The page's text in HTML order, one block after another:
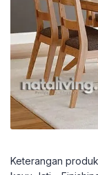
Keterangan produk